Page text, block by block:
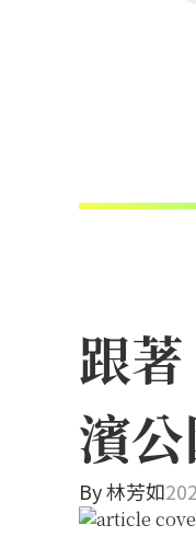
跟
濱
By林芳如